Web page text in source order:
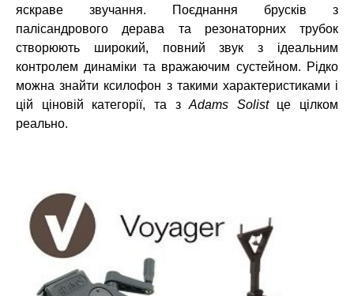
яскраве звучання. Поєднання брусків з
палісандрового дерава та резонаторних трубок
створюють широкий, повний звук з ідеальним
контролем динаміки та вражаючим сустейном. Рідко
можна знайти ксилофон з такими характеристиками і
цій ціновій категорії, та зAdams Solistце цілком
реально.